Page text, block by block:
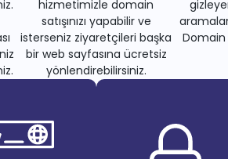
hizmetimizle domain
satışınızı yapabilir ve
isterseniz ziyaretçileri başka
bir web sayfasına ücretsiz
yönlendirebilirsiniz.